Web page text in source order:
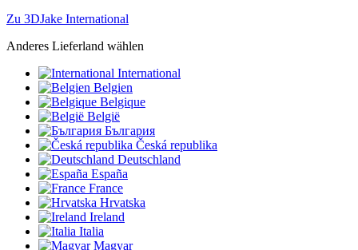
Zu 3DJake International
Anderes Lieferland wählen
International
Belgien
Belgique
België
България
Česká republika
Deutschland
España
France
Hrvatska
Ireland
Italia
Magyar